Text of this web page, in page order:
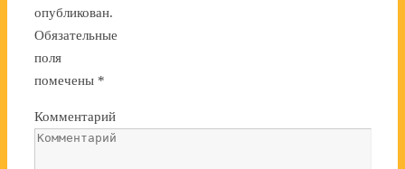
опубликован.
Обязательные
поля
помечены *
Комментарий